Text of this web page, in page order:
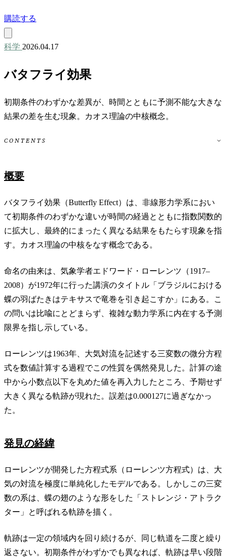
購読する
科学 2026.04.17
バタフライ効果
初期条件のわずかな差異が、時間とともに予測不能な大きな
結果の差を生む現象。カオス理論の中核概念。
CONTENTS
概要
バタフライ効果（Butterfly Effect）は、非線形力学系におい
て初期条件のわずかな違いが時間の経過とともに指数関数的
に拡大し、最終的にまったく異なる結果をもたらす現象を指
す。カオス理論の中核をなす概念である。
命名の由来は、気象学者エドワード・ローレンツ（1917–
2008）が1972年に行った講演のタイトル「ブラジルにおける
蝶の羽ばたきはテキサスで竜巻を引き起こすか」にある。こ
の問いは比喩にとどまらず、複雑な動力学系に内在する予測
限界を指し示している。
ローレンツは1963年、大気対流を記述する三変数の微分方程
式を数値計算する過程でこの性質を偶然発見した。計算の途
中から小数点以下を丸めた値を再入力したところ、予期せず
大きく異なる軌跡が現れた。誤差は0.000127に過ぎなかっ
た。
発見の経緯
ローレンツが開発した方程式系（ローレンツ方程式）は、大
気の対流を極度に単純化したモデルである。しかしこの三変
数の系は、蝶の翅のような形をした「ストレンジ・アトラク
ター」と呼ばれる軌跡を描く。
軌跡は一定の領域内を回り続けるが、同じ軌道を二度と繰り
返さない。初期条件がわずかでも異なれば、軌跡は早い段階